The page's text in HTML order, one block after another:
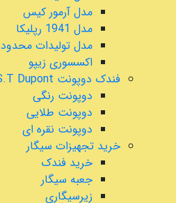
مدل آرمور کیس
مدل 1941 رپلیکا
مدل تولیدات محدود
اکسسوری زیپو
فندک دوپونت S.T Dupont
دوپونت رنگی
دوپونت طلایی
دوپونت نقره ای
خرید تجهیزات سیگار
خرید فندک
جعبه سیگار
زیرسیگاری